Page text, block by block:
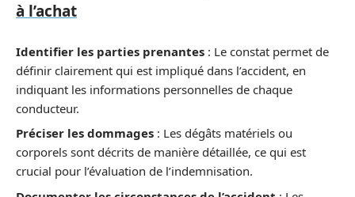
à l’achat
Identifier les parties prenantes : Le constat permet de
définir clairement qui est impliqué dans l’accident, en
indiquant les informations personnelles de chaque
conducteur.
Préciser les dommages : Les dégâts matériels ou
corporels sont décrits de manière détaillée, ce qui est
crucial pour l’évaluation de l’indemnisation.